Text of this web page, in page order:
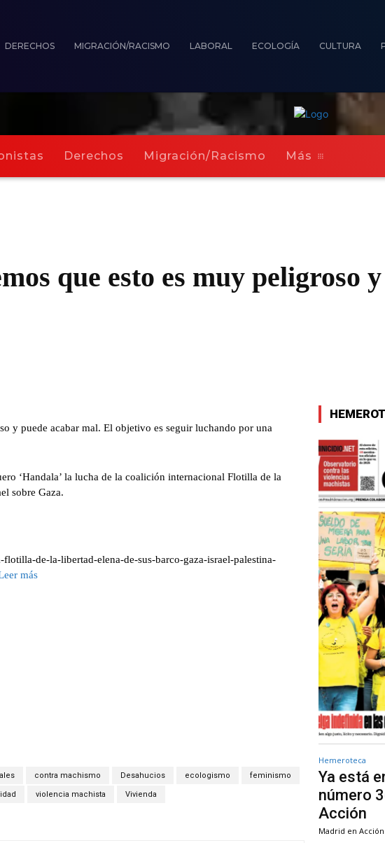
DERECHOS MIGRACIÓN/RACISMO LABORAL ECOLOGÍA CULTURA
Derechos Migración/Racismo Más
que esto es muy peligroso
y puede acabar mal. El objetivo es seguir luchando por una
‘Handala’ la lucha de la coalición internacional Flotilla de la
sobre Gaza.
de-la-libertad-elena-de-sus-barco-gaza-israel-palestina-
más
contra machismo Desahucios ecologismo feminismo
violencia machista Vivienda
Hemeroteca
Ya está
número
Acción
Madrid en Acción